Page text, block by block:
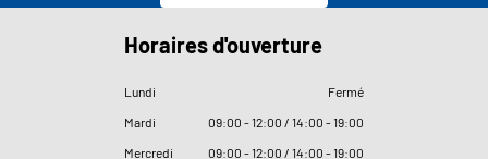
Horaires d'ouverture
Lundi
Fermé
Mardi
09:00 - 12:00 / 14:00 - 19:00
Mercredi
09:00 - 12:00 / 14:00 - 19:00